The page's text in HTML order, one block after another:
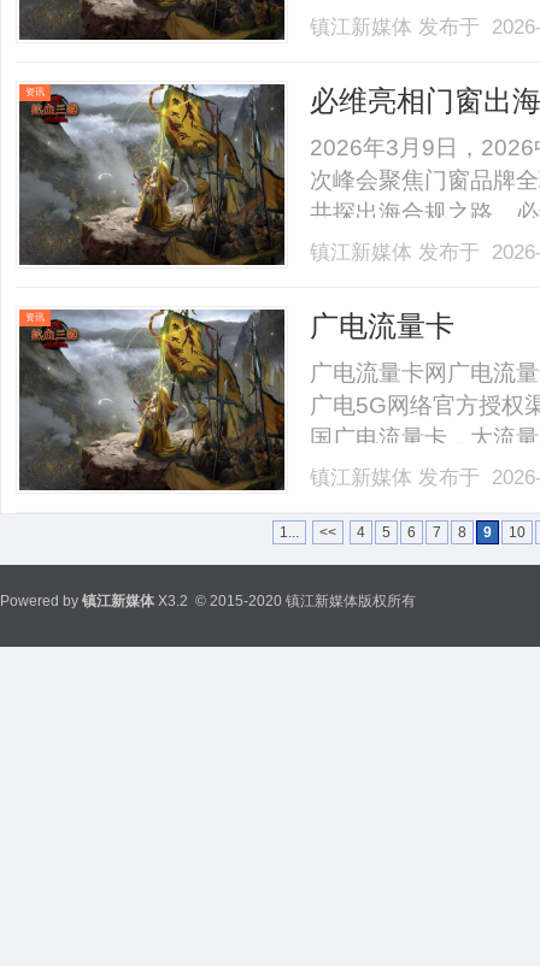
信/广电，四大运营商
销噱头，实为话费补
镇江新媒体 发布于
资讯
必维亮相门窗出
径
2026年3月9日，
次峰会聚焦门窗品牌
共探出海合规之路。
经理贾耀东发......
镇江新媒体 发布于
资讯 广电流量卡
广电流量卡网广电流
广电5G网络官方授权
国广电流量卡，大流
押金，快递免费送到
99%全国城市覆盖
镇江新媒体 发布于
1... << 4 5 6 7 8 9 10
Powered by 镇江新媒体 X3.2 © 2015-2020 镇江新媒体版权所有